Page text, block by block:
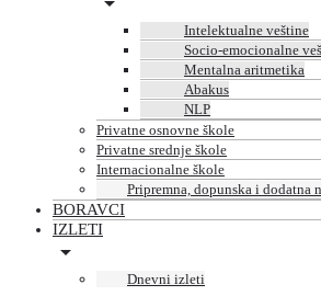
Intelektualne veštine
Socio-emocionalne
Mentalna aritmetika
Abakus
NLP
Privatne osnovne škole
Privatne srednje škole
Internacionalne škole
Pripremna, dopunska i dodatna
BORAVCI
IZLETI
Dnevni izleti